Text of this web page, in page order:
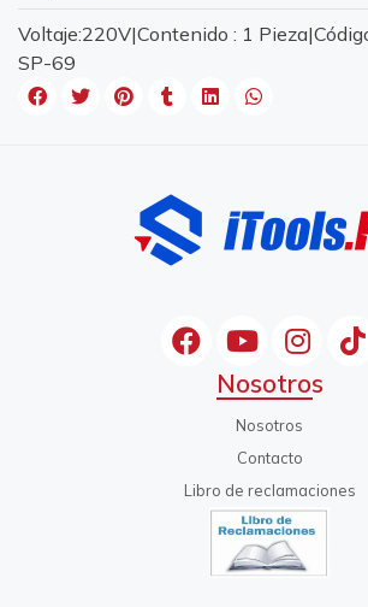
Voltaje:220V|Contenido : 1
SP-69
Nosotros
Nosotros
Contacto
Libro de reclamaciones